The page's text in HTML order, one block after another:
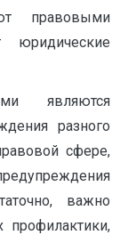
правовыми
юридические
являются
разного
сфере,
важно